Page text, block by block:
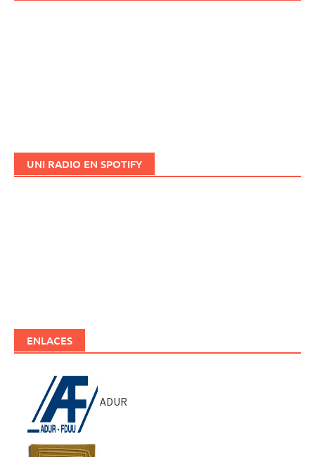
UNI RADIO EN SPOTIFY
ENLACES
ADUR